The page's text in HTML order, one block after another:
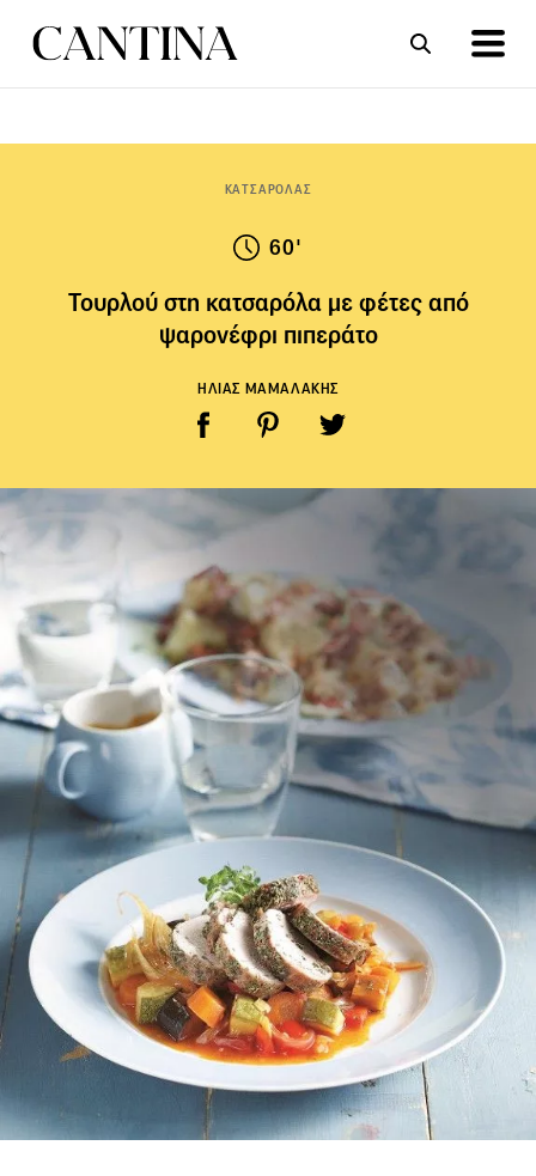
ΚΑΤΣΑΡΟΛΑΣ
60'
Τουρλού στη κατσαρόλα με φέτες από
ψαρονέφρι πιπεράτο
ΗΛΙΑΣ ΜΑΜΑΛΑΚΗΣ